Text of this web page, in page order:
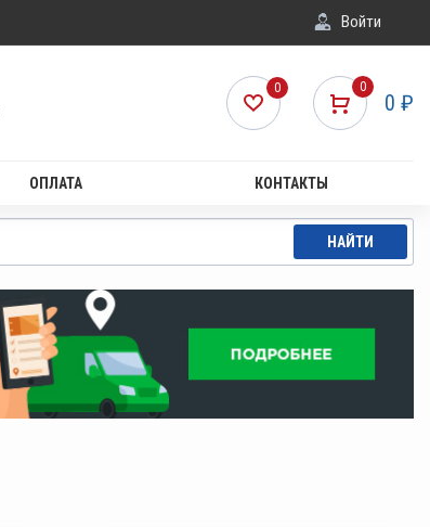
Войти
0
0 ₽
0
ОПЛАТА КОНТАКТЫ
НАЙТИ